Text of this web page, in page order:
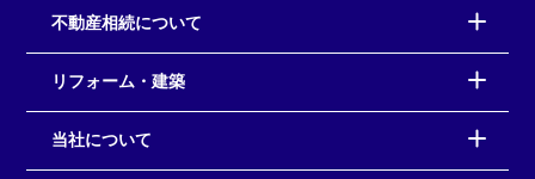
不動産相続について
リフォーム・建築
当社について